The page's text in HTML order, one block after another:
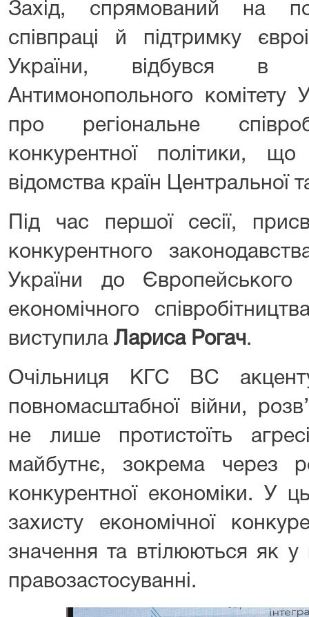
Захід, спрямований на
співпраці й підтримку
України, відбувся в
Антимонопольного комітету
про регіональне
конкурентної політики, що
відомства країн Центральної
Під час першої сесії,
конкурентного
України до Європейського
економічного
виступила Лариса Рогач .
Очільниця КГС ВС
повномасштабної війни,
не лише протистоїть
майбутнє, зокрема через
конкурентної економіки. У
захисту економічної
значення та втілюються як у
правозастосуванні.